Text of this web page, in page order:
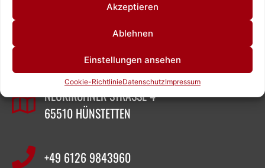
Akzeptieren
Ablehnen
Einstellungen ansehen
Cookie-RichtlinieDatenschutzImpressum
ZEIGNER ABBRUCHTECHNIK
SASCHA ZEIGNER
NEUKIRCHNER STRASSE 4
65510 HÜNSTETTEN
+49 6126 9843960‬